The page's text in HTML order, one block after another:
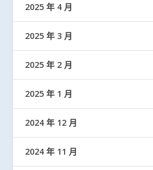
2025 年 4 月
2025 年 3 月
2025 年 2 月
2025 年 1 月
2024 年 12 月
2024 年 11 月